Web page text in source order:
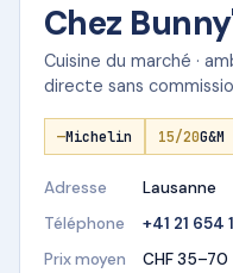
Chez
Cuisine du marché ·
directe sans
—Michelin 15/20G&M
Adresse
Lausanne
Téléphone
+41 21 654
Prix moyen
CHF 35–70